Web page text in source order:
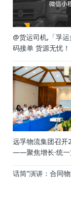
@货运司机,「孚
码接单 货源无忧！
远孚物流集团召开
——聚焦增长·统一